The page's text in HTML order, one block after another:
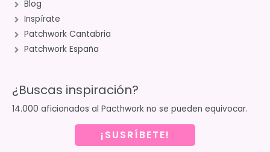
Blog
Inspírate
Patchwork Cantabria
Patchwork España
¿Buscas inspiración?
14.000 aficionados al Pacthwork no se pueden equivocar.
¡SUSRÍBETE!